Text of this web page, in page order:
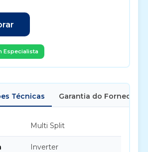
Especialista
Técnicas Garantia do Fornecedor
Multi Split
Inverter